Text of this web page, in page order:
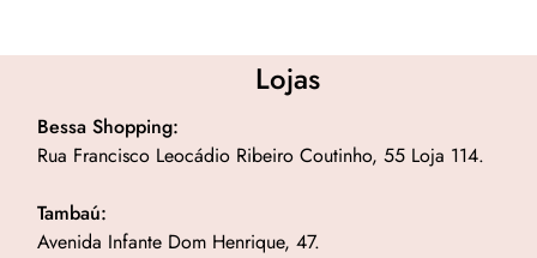
Lojas
Bessa Shopping:
Rua Francisco Leocádio Ribeiro Coutinho, 55 Loja 114.
Tambaú:
Avenida Infante Dom Henrique, 47.